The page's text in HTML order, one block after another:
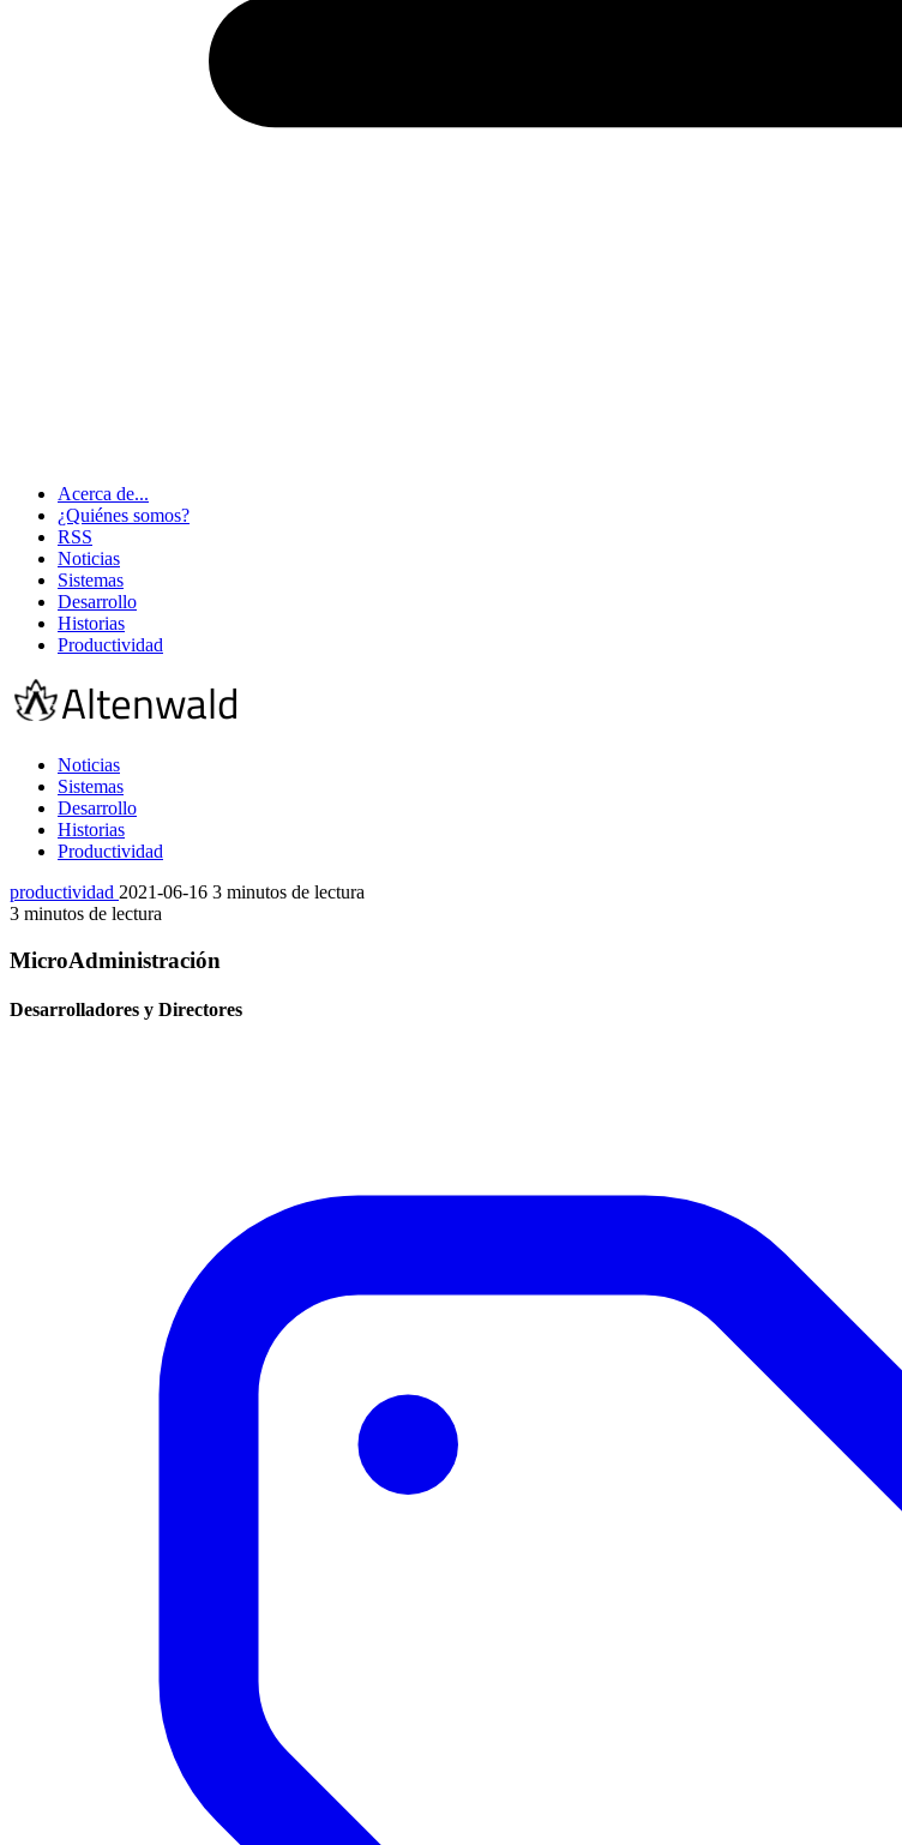
Acerca de...
¿Quiénes somos?
RSS
Noticias
Sistemas
Desarrollo
Historias
Productividad
Noticias
Sistemas
Desarrollo
Historias
Productividad
productividad 2021-06-16 3 minutos de lectura
3 minutos de lectura
MicroAdministración
Desarrolladores y Directores